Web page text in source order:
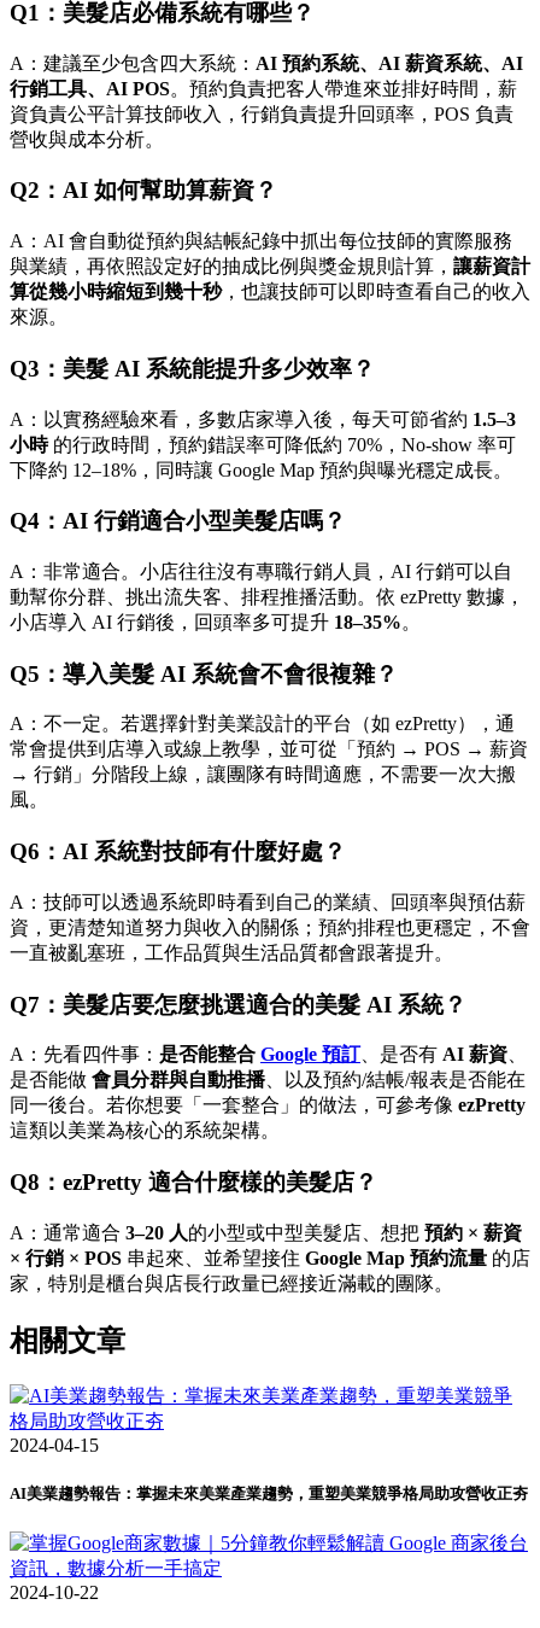
Q1：美髮店必備系統有哪些？
A：建議至少包含四大系統： AI 預約系統、AI 薪資系統、AI
行銷工具、AI POS。預約負責把客人帶進來並排好時間，薪
資負責公平計算技師收入，行銷負責提升回頭率，POS 負責
營收與成本分析。
Q2：AI 如何幫助算薪資？
A：AI 會自動從預約與結帳紀錄中抓出每位技師的實際服務
與業績，再依照設定好的抽成比例與獎金規則計算， 讓薪資計
算從幾小時縮短到幾十秒，也讓技師可以即時查看自己的收入
來源。
Q3：美髮 AI 系統能提升多少效率？
A：以實務經驗來看，多數店家導入後，每天可節省約 1.5–3
小時的行政時間，預約錯誤率可降低約 70%，No-show 率可
下降約 12–18%，同時讓 Google Map 預約與曝光穩定成長。
Q4：AI 行銷適合小型美髮店嗎？
A：非常適合。小店往往沒有專職行銷人員，AI 行銷可以自
動幫你分群、挑出流失客、排程推播活動。依 ezPretty 數據，
小店導入 AI 行銷後，回頭率多可提升 18–35%。
Q5：導入美髮 AI 系統會不會很複雜？
A：不一定。若選擇針對美業設計的平台（如 ezPretty），通
常會提供到店導入或線上教學，並可從「預約 → POS → 薪資
→ 行銷」分階段上線，讓團隊有時間適應，不需要一次大搬
風。
Q6：AI 系統對技師有什麼好處？
A：技師可以透過系統即時看到自己的業績、回頭率與預估薪
資，更清楚知道努力與收入的關係；預約排程也更穩定，不會
一直被亂塞班，工作品質與生活品質都會跟著提升。
Q7：美髮店要怎麼挑選適合的美髮 AI 系統？
A：先看四件事： 是否能整合 Google 預訂、是否有 AI 薪資
是否能做 會員分群與自動推播、以及預約/結帳/報表是否能在
同一後台。若你想要「一套整合」的做法，可參考像 ezPretty
這類以美業為核心的系統架構。
Q8：ezPretty 適合什麼樣的美髮店？
A：通常適合 3–20 人的小型或中型美髮店、想把 預約 × 薪資
× 行銷 × POS 串起來、並希望接住 Google Map 預約流量 的店
家，特別是櫃台與店長行政量已經接近滿載的團隊。
相關文章
2024-04-15
AI美業趨勢報告：掌握未來美業產業趨勢，重塑美業競爭格局助攻營收正夯
2024-10-22